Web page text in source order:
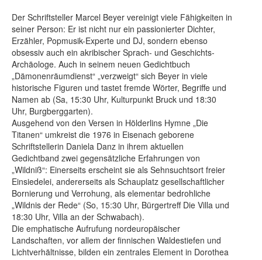
Der Schriftsteller Marcel Beyer vereinigt viele Fähigkeiten in
seiner Person: Er ist nicht nur ein passionierter Dichter,
Erzähler, Popmusik-Experte und DJ, sondern ebenso
obsessiv auch ein akribischer Sprach- und Geschichts-
Archäologe. Auch in seinem neuen Gedichtbuch
„Dämonenräumdienst“ „verzweigt“ sich Beyer in viele
historische Figuren und tastet fremde Wörter, Begriffe und
Namen ab (Sa, 15:30 Uhr, Kulturpunkt Bruck und 18:30
Uhr, Burgberggarten).
Ausgehend von den Versen in Hölderlins Hymne „Die
Titanen“ umkreist die 1976 in Eisenach geborene
Schriftstellerin Daniela Danz in ihrem aktuellen
Gedichtband zwei gegensätzliche Erfahrungen von
„Wildniß“: Einerseits erscheint sie als Sehnsuchtsort freier
Einsiedelei, andererseits als Schauplatz gesellschaftlicher
Bornierung und Verrohung, als elementar bedrohliche
„Wildnis der Rede“ (So, 15:30 Uhr, Bürgertreff Die Villa und
18:30 Uhr, Villa an der Schwabach).
Die emphatische Aufrufung nordeuropäischer
Landschaften, vor allem der finnischen Waldestiefen und
Lichtverhältnisse, bilden ein zentrales Element in Dorothea